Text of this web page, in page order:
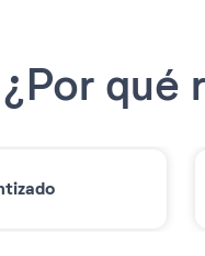
¿Por qué